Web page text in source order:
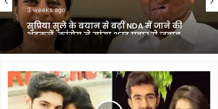
3 weeks ago
सुप्रिया सुले के बयान से बढ़ीं NDA में जाने की
अटकलें, कांग्रेस ने मांगा शरद पवार से जवाब
TV
actors
relationship: